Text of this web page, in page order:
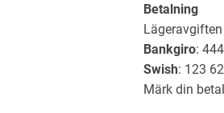
Betalning
Bankgiro:
Swish: 123
Märk din